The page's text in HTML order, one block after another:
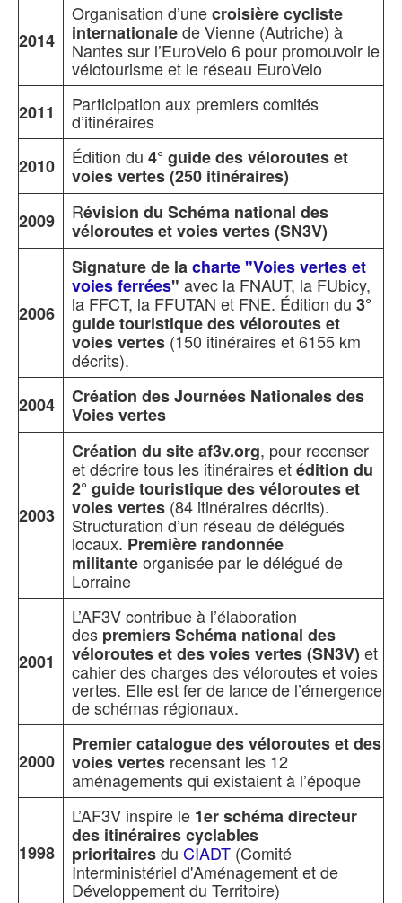
2014
Organisation d’unecroisière cycliste
internationalede Vienne (Autriche) à
Nantes sur l’EuroVelo 6 pour promouvoir le
vélotourisme et le réseau EuroVelo
2011
Participation aux premiers comités
d’itinéraires
2010
Édition du 4° guide des véloroutes et
voies vertes (250 itinéraires)
2009
Révision du Schéma national des
véloroutes et voies vertes (SN3V)
2006
Signature de lacharte "Voies vertes et
voies ferrées" avec la FNAUT, la FUbicy,
la FFCT, la FFUTAN et FNE. Édition du 3°
guide touristique des véloroutes et
voies vertes (150 itinéraires et 6155 km
décrits).
2004
Création des Journées Nationales des
Voies vertes
2003
Création du site af3v.org, pour recenser
et décrire tous les itinéraires etédition du
2° guide touristique des véloroutes et
voies vertes (84 itinéraires décrits).
Structuration d’un réseau de délégués
locaux. Première randonnée
militanteorganisée par le délégué de
Lorraine
2001
L’AF3V contribue à l’élaboration
des premiers Schéma national des
véloroutes et des voies vertes (SN3V) et
cahier des charges des véloroutes et voies
vertes. Elle est fer de lance de l’émergence
de schémas régionaux.
2000
Premier catalogue des véloroutes et des
voies vertes recensant les 12
aménagements qui existaient à l’époque
1998
L’AF3V inspire le 1erschéma directeur
des itinéraires cyclables
prioritairesdu CIADT (Comité
Interministériel d'Aménagement et de
Développement du Territoire)